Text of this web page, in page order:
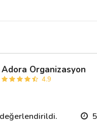
Adora Organizasyon
4.9